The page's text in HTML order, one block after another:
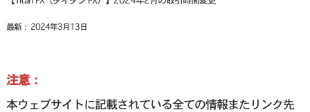
最新： 2024年3月13日
注意：
本ウェブサイトに記載されている全ての情報またリンク先